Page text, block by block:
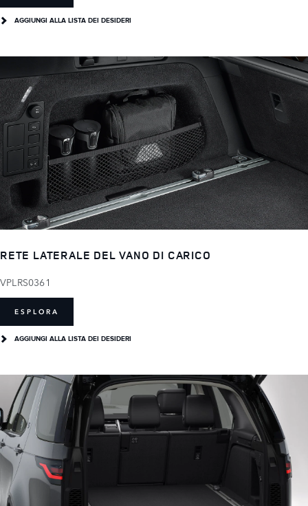
AGGIUNGI ALLA LISTA DEI DESIDERI
RETE LATERALE DEL VANO DI CARICO
VPLRS0361
ESPLORA
AGGIUNGI ALLA LISTA DEI DESIDERI